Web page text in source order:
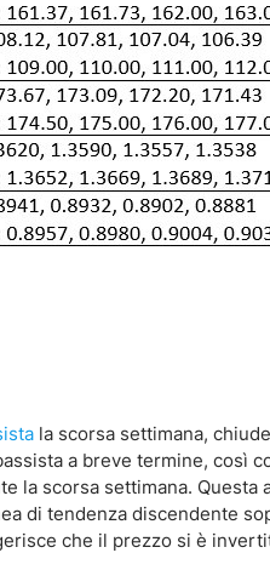
la scorsa settimana,
a breve termine, così
la scorsa settimana. Questa
di tendenza discendente
che il prezzo si è